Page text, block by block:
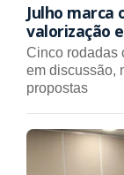
Julho marca
valorização
Cinco rodadas
em discussão,
propostas